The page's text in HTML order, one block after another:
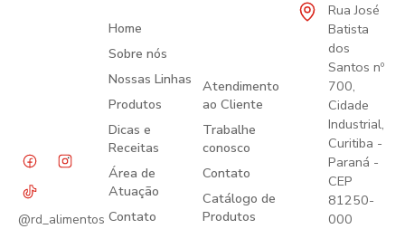
@rd_alimentos
Home
Sobre nós
Nossas Linhas
Produtos
Dicas e
Receitas
Área de
Atuação
Contato
Atendimento
ao Cliente
Trabalhe
conosco
Contato
Catálogo de
Produtos
Rua José
Batista
dos
Santos nº
700,
Cidade
Industrial,
Curitiba -
Paraná -
CEP
81250-
000